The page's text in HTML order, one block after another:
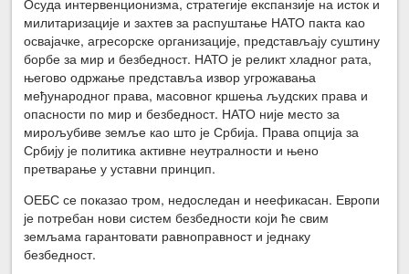
милитаризације и захтев за распуштање НАТО пакта као
освајачке, агресорске организације, представљају суштину
борбе за мир и безбедност. НАТО је реликт хладног рата,
његово одржање представља извор угрожавања
међународног права, масовног кршења људских права и
опасности по мир и безбедност. НАТО није место за
мирољубиве земље као што је Србија. Права опција за
Србију је политика активне неутралности и њено
претварање у уставни принцип.
ОЕБС се показао тром, недоследан и неефикасан. Европи
је потребан нови систем безбедности који ће свим
земљама гарантовати равноправност и једнаку
безбедност.